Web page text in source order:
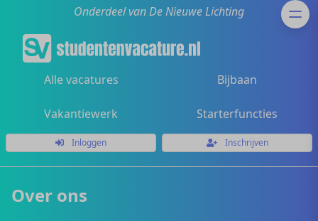
Onderdeel van De Nieuwe Lichting
Alle vacatures Bijbaan
Vakantiewerk Starterfuncties
Inloggen Inschrijven
Over ons